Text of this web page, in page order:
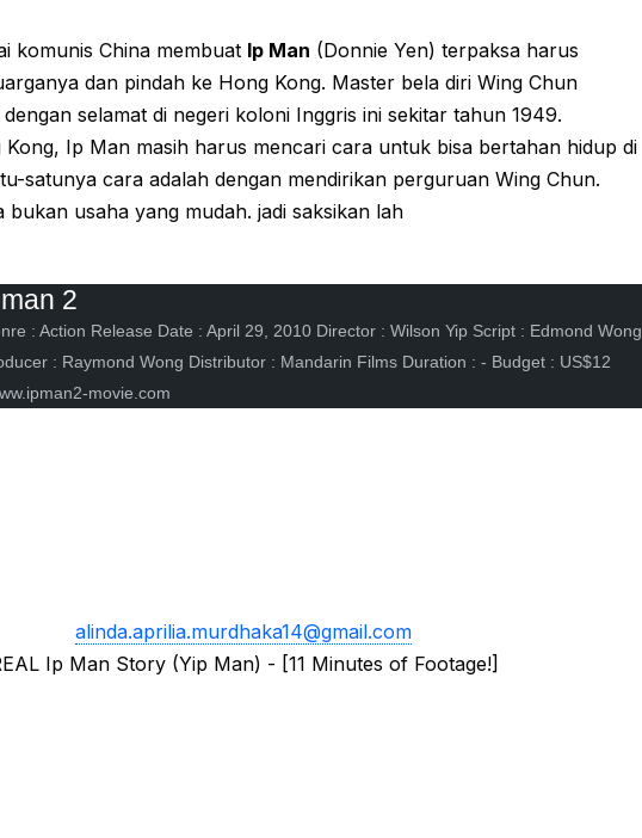
komunis China membuat Ip Man (Donnie Yen) terpaksa harus
dan pindah ke Hong Kong. Master bela diri Wing Chun
selamat di negeri koloni Inggris ini sekitar tahun 1949.
Kong, Ip Man masih harus mencari cara untuk bisa bertahan hidup di
satunya cara adalah dengan mendirikan perguruan Wing Chun.
bukan usaha yang mudah. jadi saksikan lah
2
: Action Release Date : April 29, 2010 Director : Wilson Yip Script : Edmond Wong
: Raymond Wong Distributor : Mandarin Films Duration : - Budget : US$12
movie.com
alinda.aprilia.murdhaka14@gmail.com
Ip Man Story (Yip Man) - [11 Minutes of Footage!]